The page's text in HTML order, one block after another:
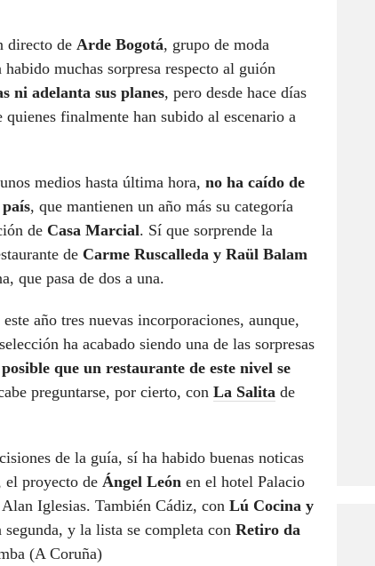
directo de Arde Bogotá, grupo de moda
muchas sorpresa respecto al guión
ni adelanta sus planes, pero desde hace días
finalmente han subido al escenario a
medios hasta última hora, no ha caído de
, que mantienen un año más su categoría
de Casa Marcial. Sí que sorprende la
de Carme Ruscalleda y Raül Balam
que pasa de dos a una.
año tres nuevas incorporaciones, aunque,
ha acabado siendo una de las sorpresas
posible que un restaurante de este nivel se
preguntarse, por cierto, con La Salita de
de la guía, sí ha habido buenas noticas
el proyecto de Ángel León en el hotel Palacio
Iglesias. También Cádiz, con Lú Cocina y
segunda, y la lista se completa con Retiro da
(A Coruña)